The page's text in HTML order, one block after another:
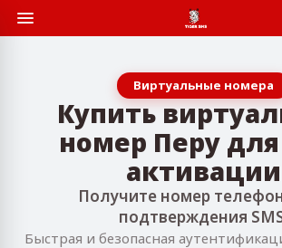
Виртуальные номера
Купить
номер Перу для
активации
Получите номер
подтверждения
Быстрая и безопасная